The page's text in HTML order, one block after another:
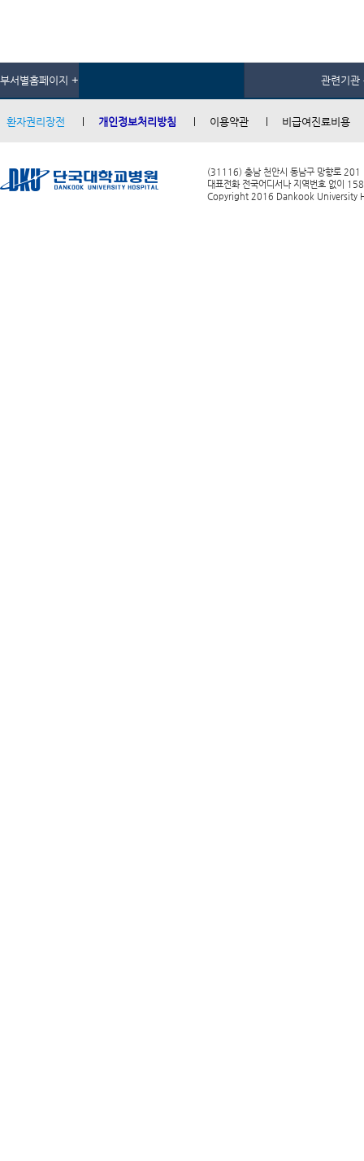
부서별홈페이지 + 관련기관
환자권리장전 개인정보처리방침 이용약관 비급여진료비용
(31116) 충남 천안시 동남구 망향로 201
대표전화 전국어디서나 지역번호 없이
Copyright 2016 Dankook University